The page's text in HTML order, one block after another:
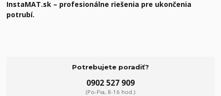
InstaMAT.sk – profesionálne riešenia pre ukončenia
potrubí.
Potrebujete poradiť?
0902 527 909
(Po-Pia, 8-16 hod.)